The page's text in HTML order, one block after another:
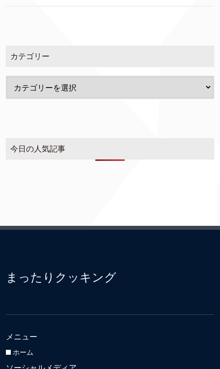
カテゴリー
今日の人気記事
まったりクッキング
メニュー
ホーム